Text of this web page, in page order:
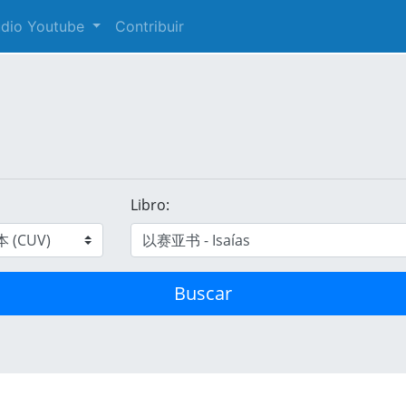
Youtube Contribuir
Libro:
Buscar